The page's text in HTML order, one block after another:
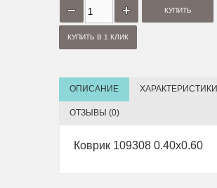
КУПИТЬ В 1 КЛИК
ОПИСАНИЕ ХАРАКТЕРИСТИКИ
ОТЗЫВЫ (0)
Коврик 109308 0.40x0.60